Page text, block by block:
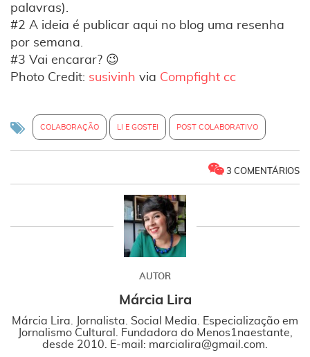
palavras).
#2 A ideia é publicar aqui no blog uma resenha
por semana.
#3 Vai encarar? 😉
Photo Credit: susivinh via Compfight cc
COLABORAÇÃO LI E GOSTEI POST COLABORATIVO
3 COMENTÁRIOS
AUTOR
Márcia Lira
Márcia Lira. Jornalista. Social Media. Especialização em
Jornalismo Cultural. Fundadora do Menos1naestante,
desde 2010. E-mail: marcialira@gmail.com.